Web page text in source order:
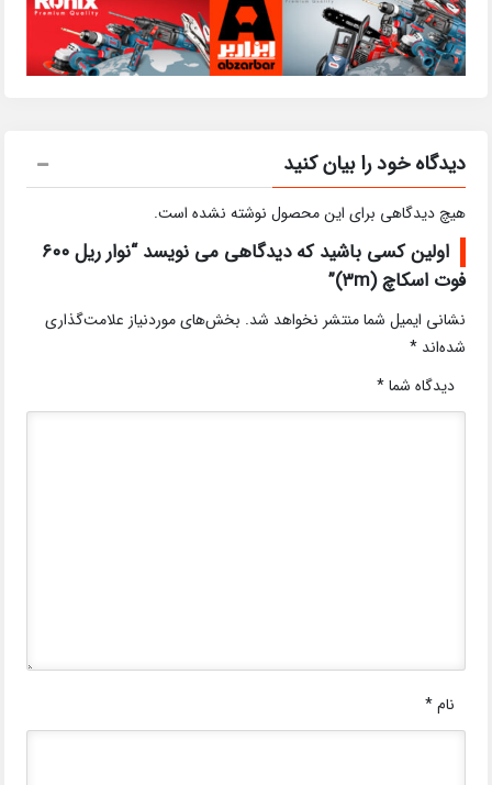
دیدگاه خود را بیان کنید
هیچ دیدگاهی برای این محصول نوشته نشده است.
اولین کسی باشید که دیدگاهی می نویسد “نوار ریل ۶۰۰
فوت اسکاچ (۳m)”
نشانی ایمیل شما منتشر نخواهد شد. بخش‌های موردنیاز علامت‌گذاری
شده‌اند*
دیدگاه شما*
نام*